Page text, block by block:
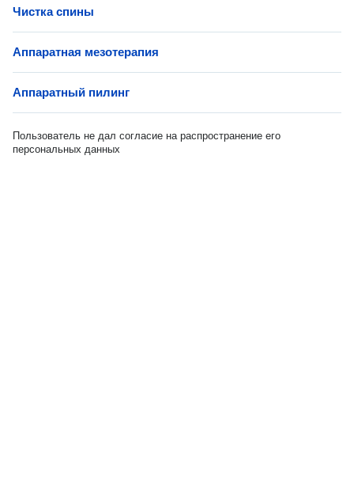
Чистка спины
Аппаратная мезотерапия
Аппаратный пилинг
Пользователь не дал согласие на распространение его
персональных данных